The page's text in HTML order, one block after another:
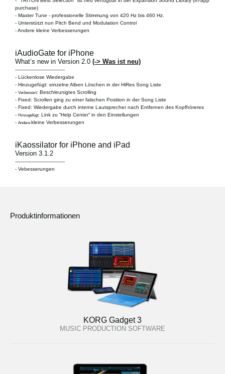
purchase)
- Master Tune - professionelle Stimmung von 420 Hz bis 460 Hz.
- Unterstützt nun Pitch Bend und Modulation Control
-Andere kleine Verbesserungen
iAudioGate for iPhone
What’s new in Version 2.0 (-> Was ist neu)
---------------------------------
- Lückenlose Wiedergabe
- Hinzugefügt: einzelne Alben Löschen in der HiRes Song Liste
- Verbessert: Beschleunigtes Scrolling
- Fixed: Scrollen ging zu einer falschen Position in der Song Liste
- Fixed: Wiedergabe durch interne Lautsprecher nach Entfernen des Kopfhöreres
- Hinzugefügt: Link zu “Help Center” in den Einstellungen
- Andere kleine Verbesserungen
iKaossilator for iPhone and iPad
Version 3.1.2
---------------------------------
- Vebesserungen
Produktinformationen
KORG Gadget 3
MUSIC PRODUCTION SOFTWARE